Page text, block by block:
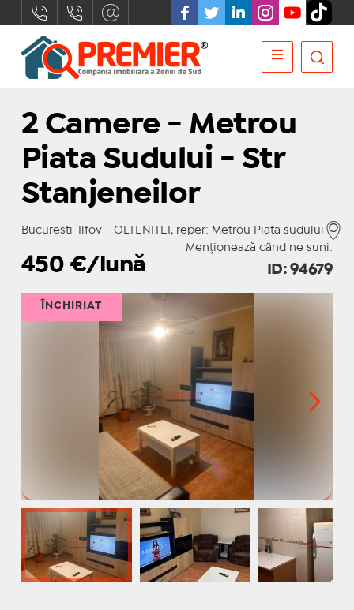
2 Camere - Metrou
Piata Sudului - Str
Stanjeneilor
Bucuresti-Ilfov - OLTENITEI, reper: Metrou Piata sudului
Menționează când ne suni:
450 €/lună ID: 94679
ÎNCHIRIAT